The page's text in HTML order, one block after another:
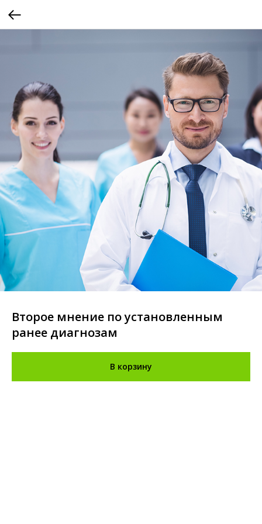
Второе мнение по установленным
ранее диагнозам
В корзину